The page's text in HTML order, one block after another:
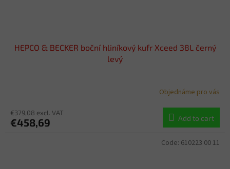
HEPCO & BECKER boční hliníkový kufr Xceed 38L černý
levý
Objednáme pro vás
€379,08 excl. VAT
€458,69 Add to cart
Code: 610223 00 11